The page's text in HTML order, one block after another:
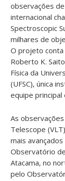
observações
internacional
Spectroscopic
milhares de
O projeto conta
Roberto K.
Física da
(UFSC), única
equipe
As
Telescope
mais
Observatório
Atacama, no
pelo